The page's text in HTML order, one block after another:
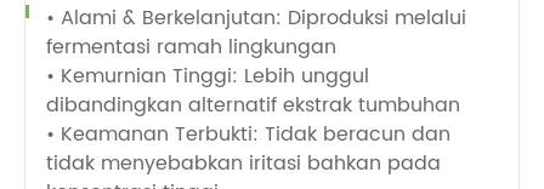
• Alami & Berkelanjutan: Diproduksi melalui
fermentasi ramah lingkungan
• Kemurnian Tinggi: Lebih unggul
dibandingkan alternatif ekstrak tumbuhan
• Keamanan Terbukti: Tidak beracun dan
tidak menyebabkan iritasi bahkan pada